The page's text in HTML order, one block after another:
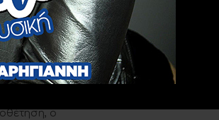
Άργους:
και
του
ο